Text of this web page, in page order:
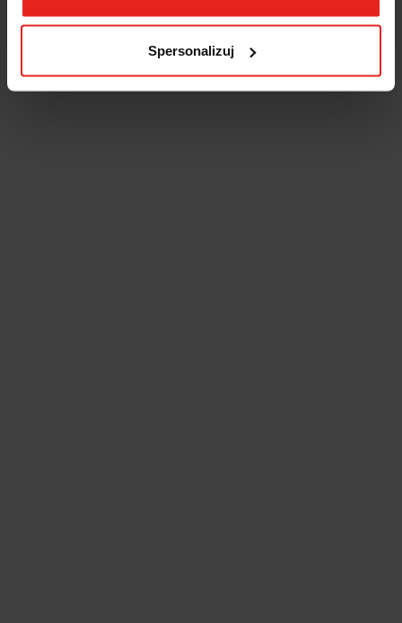
Spersonalizuj